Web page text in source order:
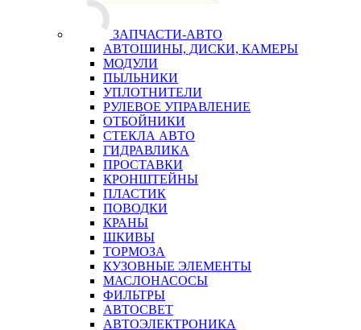
ЗАПЧАСТИ-АВТО
АВТОШИНЫ, ДИСКИ, КАМЕРЫ
МОДУЛИ
ПЫЛЬНИКИ
УПЛОТНИТЕЛИ
РУЛЕВОЕ УПРАВЛЕНИЕ
ОТБОЙНИКИ
СТЕКЛА АВТО
ГИДРАВЛИКА
ПРОСТАВКИ
КРОНШТЕЙНЫ
ПЛАСТИК
ПОВОДКИ
КРАНЫ
ШКИВЫ
ТОРМОЗА
КУЗОВНЫЕ ЭЛЕМЕНТЫ
МАСЛОНАСОСЫ
ФИЛЬТРЫ
АВТОСВЕТ
АВТОЭЛЕКТРОНИКА